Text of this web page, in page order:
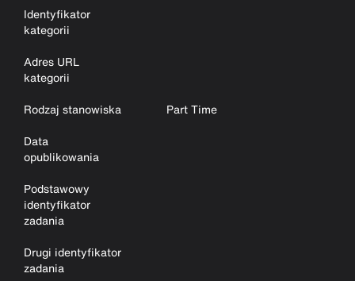
Identyfikator
kategorii
Adres URL
kategorii
Rodzaj stanowiska
Part Time
Data
opublikowania
Podstawowy
identyfikator
zadania
Drugi identyfikator
zadania